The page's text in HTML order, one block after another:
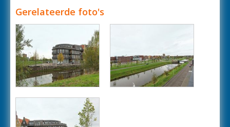
Gerelateerde foto's